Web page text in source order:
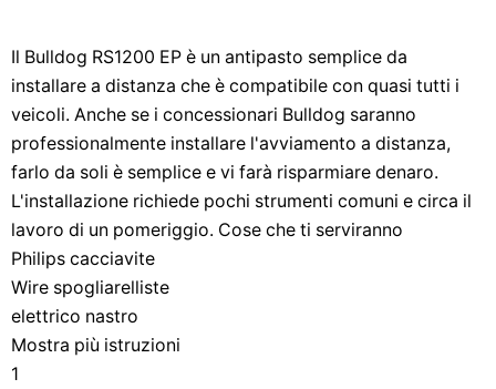
Il Bulldog RS1200 EP è un antipasto semplice da
installare a distanza che è compatibile con quasi tutti i
veicoli. Anche se i concessionari Bulldog saranno
professionalmente installare l'avviamento a distanza,
farlo da soli è semplice e vi farà risparmiare denaro.
L'installazione richiede pochi strumenti comuni e circa il
lavoro di un pomeriggio. Cose che ti serviranno
Philips cacciavite
Wire spogliarelliste
elettrico nastro
Mostra più istruzioni
1